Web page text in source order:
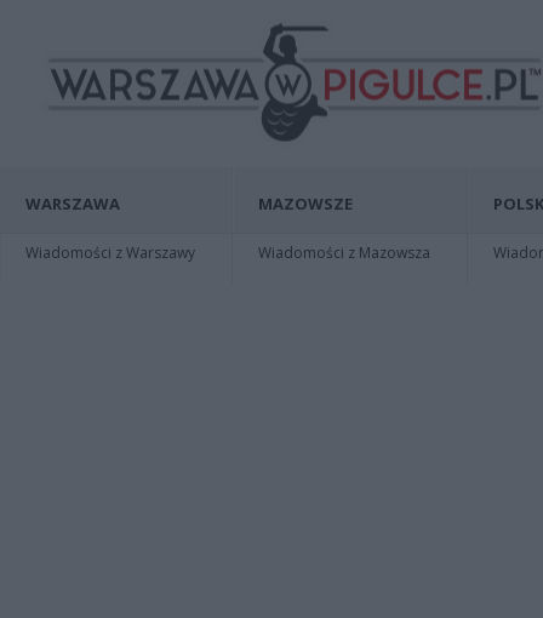
WARSZAWA
Wiadomości z Warszawy
MAZOWSZE
Wiadomości z Mazowsza